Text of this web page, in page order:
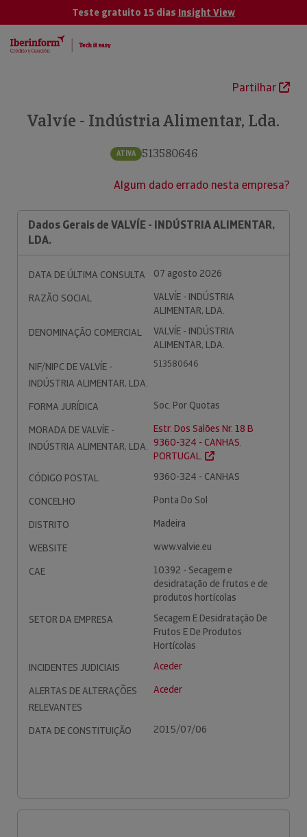
Teste gratuito 15 dias Insight View
Partilhar
Valvíe - Indústria Alimentar, Lda.
ATIVA 513580646
Algum dado errado nesta empresa?
Dados Gerais de VALVÍE - INDÚSTRIA ALIMENTAR,
LDA.
DATA DE ÚLTIMA CONSULTA
07 agosto 2026
RAZÃO SOCIAL
VALVÍE - INDÚSTRIA
ALIMENTAR, LDA.
DENOMINAÇÃO COMERCIAL
VALVÍE - INDÚSTRIA
ALIMENTAR, LDA.
NIF/NIPC DE VALVÍE -
INDÚSTRIA ALIMENTAR, LDA.
513580646
FORMA JURÍDICA
Soc. Por Quotas
MORADA DE VALVÍE -
INDÚSTRIA ALIMENTAR, LDA.
Estr. Dos Salões Nr. 18 B
9360-324 - CANHAS.
PORTUGAL.
CÓDIGO POSTAL
9360-324 - CANHAS
CONCELHO
Ponta Do Sol
DISTRITO
Madeira
WEBSITE
www.valvie.eu
CAE
10392 - Secagem e
desidratação de frutos e de
produtos hortícolas
SETOR DA EMPRESA
Secagem E Desidratação De
Frutos E De Produtos
Hortícolas
INCIDENTES JUDICIAIS
Aceder
ALERTAS DE ALTERAÇÕES
RELEVANTES
Aceder
DATA DE CONSTITUIÇÃO 2015/07/06